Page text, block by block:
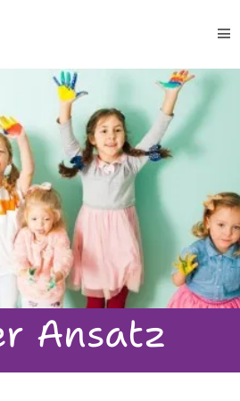
Gruppe
GruppeAnsatz